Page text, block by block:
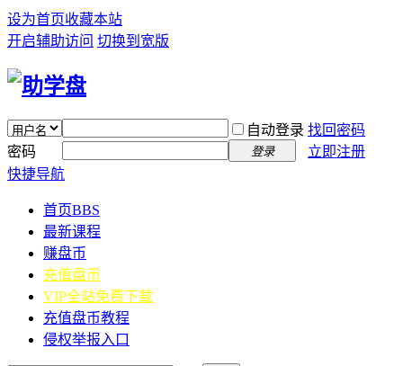
设为首页收藏本站
开启辅助访问 切换到宽版
自动登录 找回密码
密码
登录
立即注册
快捷导航
首页BBS
最新课程
赚盘币
充值盘币
VIP全站免费下载
充值盘币教程
侵权举报入口